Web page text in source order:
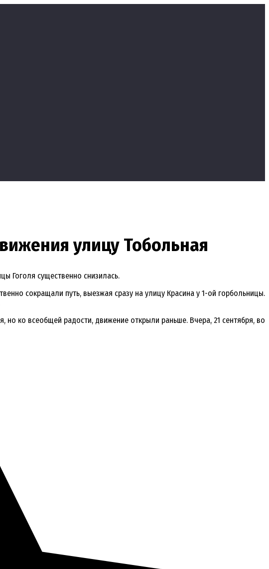
улицу Тобольная
Гоголя существенно снизилась.
сокращали путь, выезжая сразу на улицу Красина у 1-ой горбольницы.
ко всеобщей радости, движение открыли раньше. Вчера, 21 сентября, во